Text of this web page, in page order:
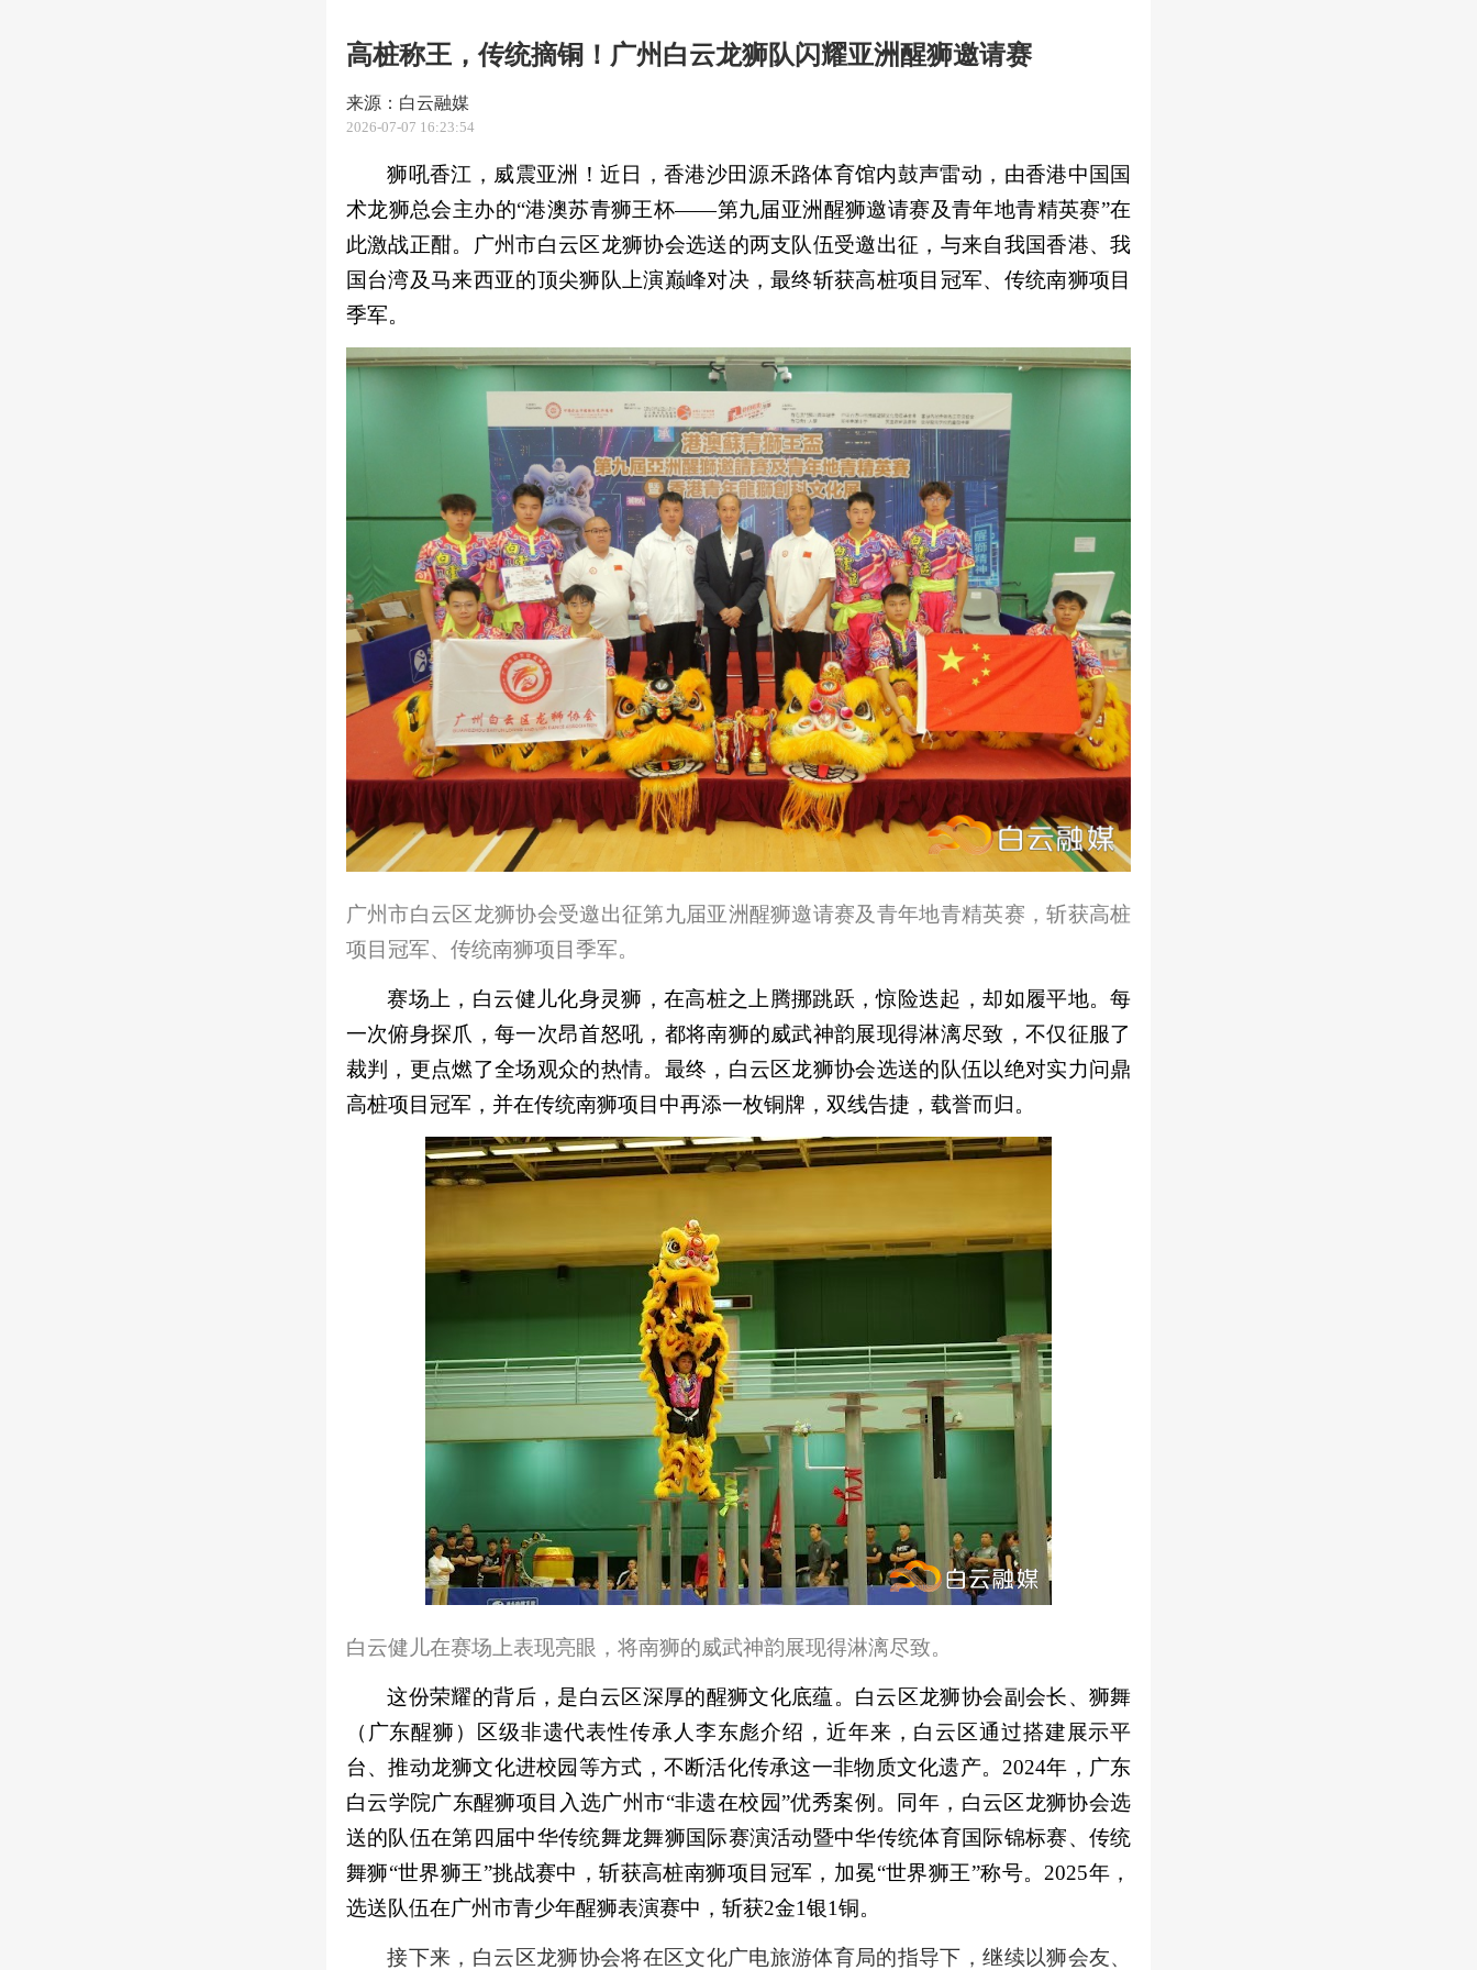
高桩称王，传统摘铜！广州白云龙狮队闪耀亚洲醒狮邀请赛
来源：白云融媒
2026-07-07 16:23:54
狮吼香江，威震亚洲！近日，香港沙田源禾路体育馆内鼓声雷动，由香港中国国
术龙狮总会主办的“港澳苏青狮王杯——第九届亚洲醒狮邀请赛及青年地青精英赛”在
此激战正酣。广州市白云区龙狮协会选送的两支队伍受邀出征，与来自我国香港、我
国台湾及马来西亚的顶尖狮队上演巅峰对决，最终斩获高桩项目冠军、传统南狮项目
季军。
广州市白云区龙狮协会受邀出征第九届亚洲醒狮邀请赛及青年地青精英赛 ，斩获高桩
项目冠军、传统南狮项目季军。
赛场上，白云健儿化身灵狮，在高桩之上腾挪跳跃，惊险迭起，却如履平地。每
一次俯身探爪，每一次昂首怒吼，都将南狮的威武神韵展现得淋漓尽致，不仅征服了
裁判，更点燃了全场观众的热情。最终，白云区龙狮协会选送的队伍以绝对实力问鼎
高桩项目冠军，并在传统南狮项目中再添一枚铜牌，双线告捷，载誉而归。
白云健儿在赛场上表现亮眼， 将南狮的威武神韵展现得淋漓尽致。
这份荣耀的背后，是白云区深厚的醒狮文化底蕴。白云区龙狮协会副会长、狮舞
（广东醒狮）区级非遗代表性传承人李东彪介绍，近年来，白云区通过搭建展示平
台、推动龙狮文化进校园等方式，不断活化传承这一非物质文化遗产。2024年，广东
白云学院广东醒狮项目入选广州市“非遗在校园”优秀案例。同年，白云区龙狮协会选
送的队伍在第四届中华传统舞龙舞狮国际赛演活动暨中华传统体育国际锦标赛、传统
舞狮“世界狮王”挑战赛中，斩获高桩南狮项目冠军，加冕“世界狮王”称号。2025年，
选送队伍在广州市青少年醒狮表演赛中，斩获2金1银1铜。
接下来，白云区龙狮协会将在区文化广电旅游体育局的指导下，继续以狮会友、